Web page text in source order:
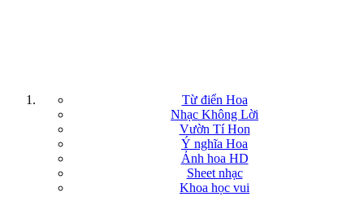
Từ điển Hoa
Nhạc Không Lời
Vườn Tí Hon
Ý nghĩa Hoa
Ảnh hoa HD
Sheet nhạc
Khoa học vui